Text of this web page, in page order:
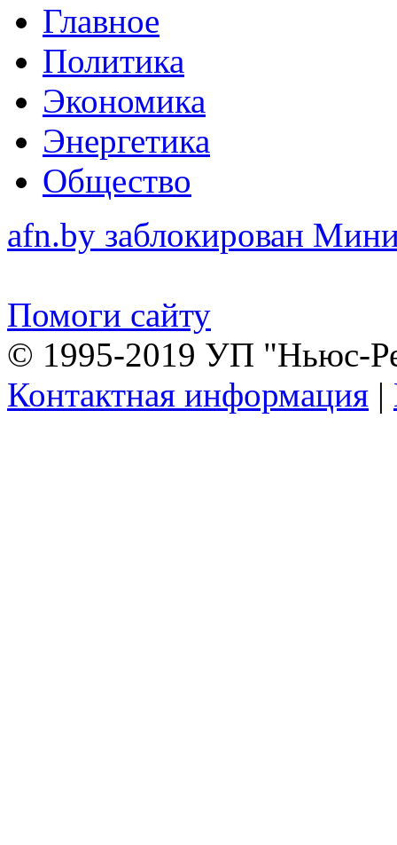
Главное
Политика
Экономика
Энергетика
Общество
afn.by заблокирован
Помоги сайту
© 1995-2019 УП "Ньюс-
Контактная информация |